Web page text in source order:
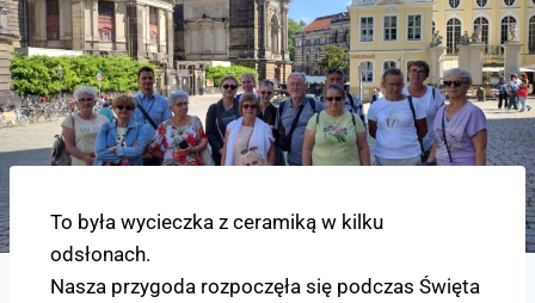
To była wycieczka z ceramiką w kilku
odsłonach.
Nasza przygoda rozpoczęła się podczas Święta